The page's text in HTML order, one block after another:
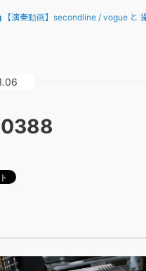
【演奏動画】secondline / vogue と